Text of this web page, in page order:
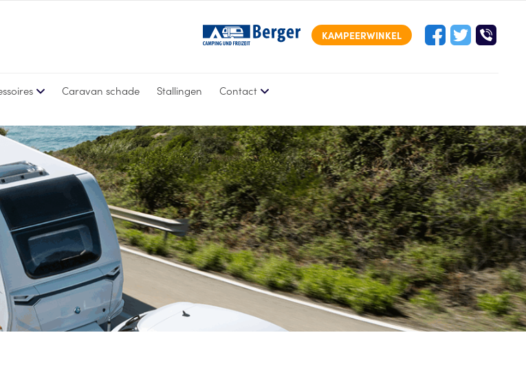
KAMPEERWINKEL
Caravan schade Stallingen Contact